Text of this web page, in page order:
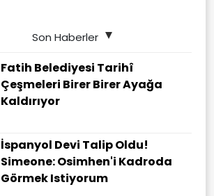
Son Haberler
Fatih Belediyesi Tarihî
Çeşmeleri Birer Birer Ayağa
Kaldırıyor
İspanyol Devi Talip Oldu!
Simeone: Osimhen'i Kadroda
Görmek Istiyorum